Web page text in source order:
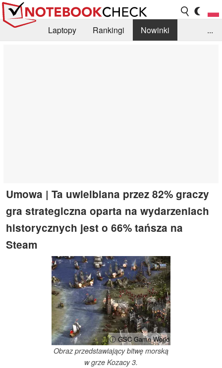
Laptopy Rankingi
Nowinki
...
Umowa | Ta uwielbiana przez 82% graczy
gra strategiczna oparta na wydarzeniach
historycznych jest o 66% tańsza na
Steam
ⓘ GSC Game World
Obraz przedstawiający bitwę morską
w grze Kozacy 3.